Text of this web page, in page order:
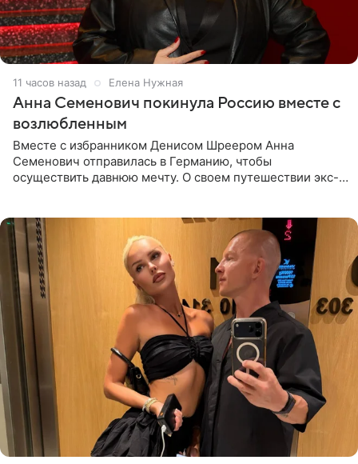
11 часов назад Елена Нужная
Анна Семенович покинула Россию вместе с
возлюбленным
Вместе с избранником Денисом Шреером Анна
Семенович отправилась в Германию, чтобы
осуществить давнюю мечту. О своем путешествии экс-